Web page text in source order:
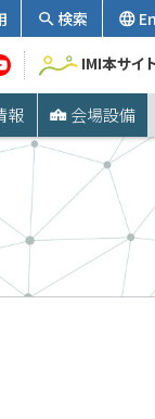
報 会場設備
検索
IMI本サイ